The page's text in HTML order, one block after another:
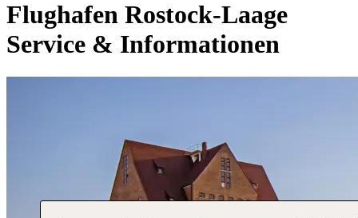
Flughafen Rostock-Laage
Service & Informationen